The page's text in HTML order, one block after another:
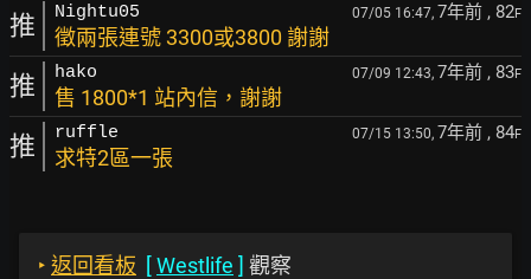
推 Nightu05 07/05 16:47, 7年前 , 82F
徵兩張連號 3300或3800 謝謝
推 hako 07/09 12:43, 7年前 , 83F
售 1800*1 站內信，謝謝
推 ruffle 07/15 13:50, 7年前 , 84F
求特2區一張
‣ 返回看板 [Westlife ] 觀察